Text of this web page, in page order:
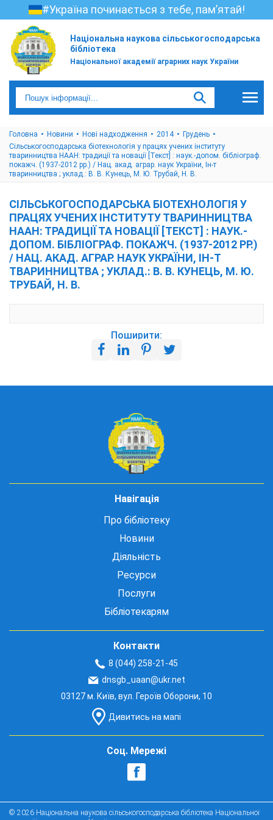
#Україна починається з тебе, пам’ятай!
Національна наукова сільськогосподарська
бібліотека
Національної академії аграрних наук України
Головна Новини Нові надходження 2014
Грудень
Сільськогосподарська біотехнологія у працях учених інституту
тваринництва НААН: традиції та новації [Текст] : наук.-допом. бібліограф.
покажч. (1937-2012 рр.) / Нац. акад. аграр. наук України, Ін-т
тваринництва ; уклад.: В. В. Кунець, М. Ю. Трубай, Н. В.
СІЛЬСЬКОГОСПОДАРСЬКА БІОТЕХНОЛОГІЯ У
ПРАЦЯХ УЧЕНИХ ІНСТИТУТУ ТВАРИННИЦТВА
НААН: ТРАДИЦІЇ ТА НОВАЦІЇ [ТЕКСТ] : НАУК.-
ДОПОМ. БІБЛІОГРАФ. ПОКАЖЧ. (1937-2012 РР.)
/ НАЦ. АКАД. АГРАР. НАУК УКРАЇНИ, ІН-Т
ТВАРИННИЦТВА ; УКЛАД.: В. В. КУНЕЦЬ, М. Ю.
ТРУБАЙ, Н. В.
Поширити:
Навігація
Про бібліотеку
Новини
Діяльність
Ресурси
Послуги
Бібліотекарям
Контакти
8 (044) 258-21-45
dnsgb_uaan@ukr.net
03127 м. Київ, вул. Героїв Оборони, 10
Дивитись на мапі
Соц. Мережі
© 2026 Національна наукова сільськогосподарська бібліотека Національної